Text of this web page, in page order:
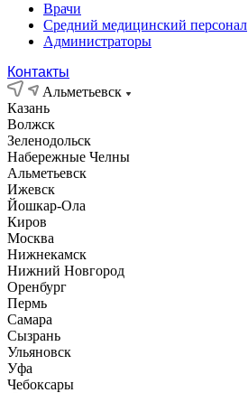
Врачи
Средний медицинский персонал
Администраторы
Контакты
Альметьевск
Казань
Волжск
Зеленодольск
Набережные Челны
Альметьевск
Ижевск
Йошкар-Ола
Киров
Москва
Нижнекамск
Нижний Новгород
Оренбург
Пермь
Самара
Сызрань
Ульяновск
Уфа
Чебоксары